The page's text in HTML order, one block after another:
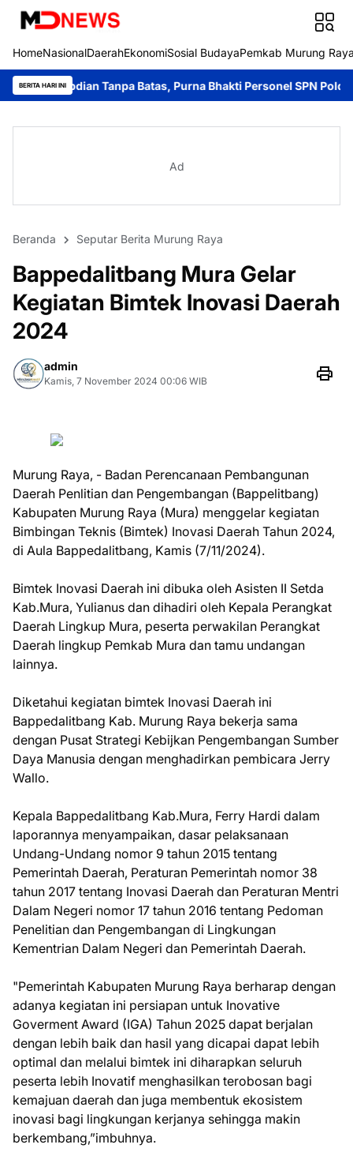
HomeNasionalDaerahEkonomiSosial BudayaPemkab Murung
BERITA HARI INI
Batas, Purna Bhakti Personel SPN Polda Kalteng.
Ad
Beranda Seputar Berita Murung Raya
Bappedalitbang Mura Gelar
Kegiatan Bimtek Inovasi Daerah
2024
admin
Kamis, 7 November 2024 00:06 WIB
Murung Raya, - Badan Perencanaan Pembangunan
Daerah Penlitian dan Pengembangan (Bappelitbang)
Kabupaten Murung Raya (Mura) menggelar kegiatan
Bimbingan Teknis (Bimtek) Inovasi Daerah Tahun 2024,
di Aula Bappedalitbang, Kamis (7/11/2024).
Bimtek Inovasi Daerah ini dibuka oleh Asisten II Setda
Kab.Mura, Yulianus dan dihadiri oleh Kepala Perangkat
Daerah Lingkup Mura, peserta perwakilan Perangkat
Daerah lingkup Pemkab Mura dan tamu undangan
lainnya.
Diketahui kegiatan bimtek Inovasi Daerah ini
Bappedalitbang Kab. Murung Raya bekerja sama
dengan Pusat Strategi Kebijkan Pengembangan Sumber
Daya Manusia dengan menghadirkan pembicara Jerry
Wallo.
Kepala Bappedalitbang Kab.Mura, Ferry Hardi dalam
laporannya menyampaikan, dasar pelaksanaan
Undang-Undang nomor 9 tahun 2015 tentang
Pemerintah Daerah, Peraturan Pemerintah nomor 38
tahun 2017 tentang Inovasi Daerah dan Peraturan Mentri
Dalam Negeri nomor 17 tahun 2016 tentang Pedoman
Penelitian dan Pengembangan di Lingkungan
Kementrian Dalam Negeri dan Pemerintah Daerah.
"Pemerintah Kabupaten Murung Raya berharap dengan
adanya kegiatan ini persiapan untuk Inovative
Goverment Award (IGA) Tahun 2025 dapat berjalan
dengan lebih baik dan hasil yang dicapai dapat lebih
optimal dan melalui bimtek ini diharapkan seluruh
peserta lebih Inovatif menghasilkan terobosan bagi
kemajuan daerah dan juga membentuk ekosistem
inovasi bagi lingkungan kerjanya sehingga makin
berkembang,”imbuhnya.